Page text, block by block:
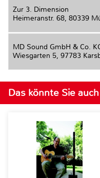
Zur 3. Dimension
Heimeranstr. 68, 80339
MD Sound GmbH & Co.
Wiesgarten 5, 97783
Das könnte Sie